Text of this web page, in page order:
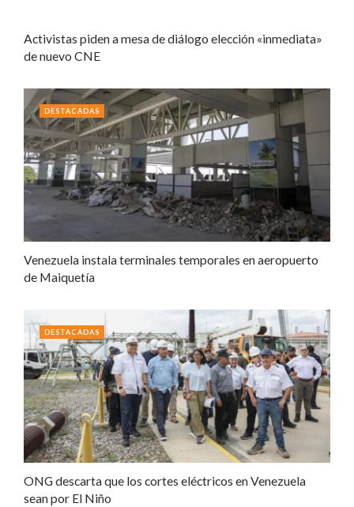
Activistas piden a mesa de diálogo elección «inmediata»
de nuevo CNE
Venezuela instala terminales temporales en aeropuerto
de Maiquetía
DESTACADAS
ONG descarta que los cortes eléctricos en Venezuela
sean por El Niño
DESTACADAS